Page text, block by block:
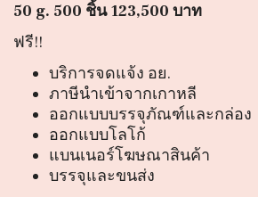
50 g. 500 ชิ้น 123,500 บาท
ฟรี!!
บริการจดแจ้ง อย.
ภาษีนำเข้าจากเกาหลี
ออกแบบบรรจุภัณฑ์และกล่อง
ออกแบบโลโก้
แบนเนอร์โฆษณาสินค้า
บรรจุและขนส่ง